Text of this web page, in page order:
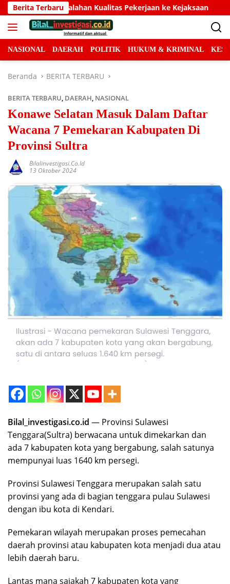
Langsung
ke
konten
Berita Terbaru
ke Kejaksaan Ketua DPW ABR-I Sultra Paisal
NASIONAL DAERAH POLITIK HUKUM & KRIMINAL
Beranda BERITA TERBARU
BERITA TERBARU, DAERAH, NASIONAL
Konawe Selatan Masuk Dalam Daftar
Wacana 7 Pemekaran Kabupaten Di
Provinsi Sultra
Bilalinvestigasi.co.id
13 Oktober 2024
Bilal_investigasi.co.id — Provinsi Sulawesi
Tenggara(Sultra) berwacana untuk dimekarkan dan
ada 7 kabupaten kota yang bergabung, salah satunya
mempunyai luas 1640 km persegi.
Provinsi Sulawesi Tenggara merupakan salah satu
provinsi yang ada di bagian tenggara pulau Sulawesi
dengan ibu kota di Kendari.
Pemekaran wilayah merupakan proses pemecahan
daerah provinsi atau kabupaten kota menjadi dua atau
lebih daerah baru.
Lantas mana sajakah 7 kabupaten kota yang